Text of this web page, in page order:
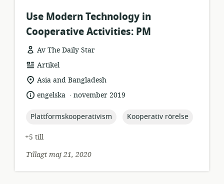
Use Modern Technology in
Cooperative Activities: PM
Av The Daily Star
resursformat:
Artikel
relevant
plats:
Asia and Bangladesh
språk:engelska .
publiceringsdatum:
november 2019
topic:
Plattformskooperativism topic:
Kooperativ rörelse
+5 till
Tillagt maj 21, 2020